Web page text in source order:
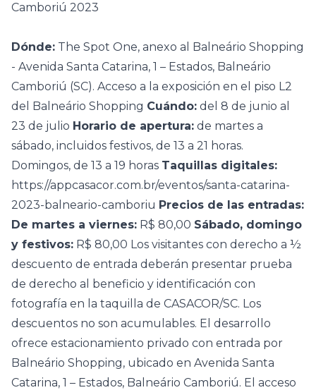
Camboriú 2023
Dónde: The Spot One, anexo al Balneário Shopping
- Avenida Santa Catarina, 1 – Estados, Balneário
Camboriú (SC). Acceso a la exposición en el piso L2
del Balneário Shopping Cuándo: del 8 de junio al
23 de julio Horario de apertura: de martes a
sábado, incluidos festivos, de 13 a 21 horas.
Domingos, de 13 a 19 horas Taquillas digitales:
https://appcasacor.com.br/eventos/santa-catarina-
2023-balneario-camboriu Precios de las entradas:
De martes a viernes: R$ 80,00 Sábado, domingo
y festivos: R$ 80,00 Los visitantes con derecho a ½
descuento de entrada deberán presentar prueba
de derecho al beneficio y identificación con
fotografía en la taquilla de CASACOR/SC. Los
descuentos no son acumulables. El desarrollo
ofrece estacionamiento privado con entrada por
Balneário Shopping, ubicado en Avenida Santa
Catarina, 1 – Estados, Balneário Camboriú. El acceso